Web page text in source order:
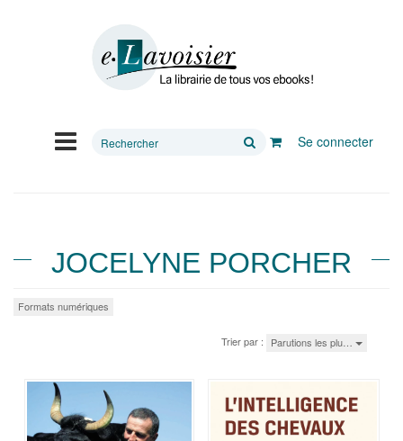
Rechercher
Se connecter
JOCELYNE PORCHER
Formats numériques
Trier par : Parutions les plu…